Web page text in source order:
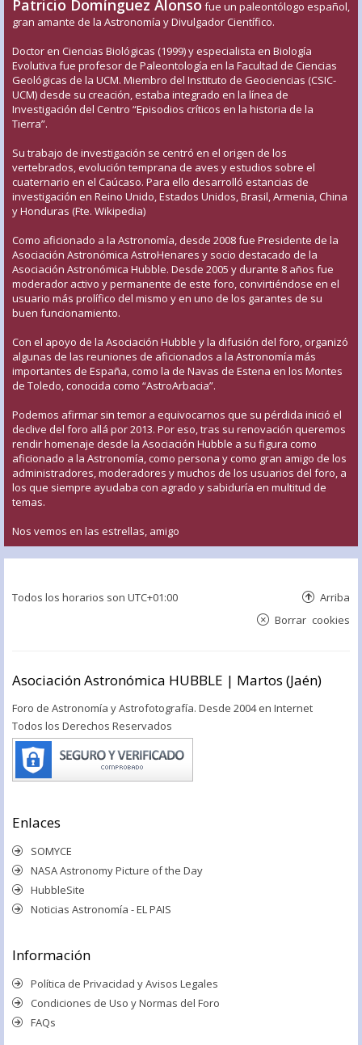
Patricio Domínguez Alonso fue un paleontólogo español,
gran amante de la Astronomía y Divulgador Científico.
Doctor en Ciencias Biológicas (1999) y especialista en Biología
Evolutiva fue profesor de Paleontología en la Facultad de Ciencias
Geológicas de la UCM. Miembro del Instituto de Geociencias (CSIC-
UCM) desde su creación, estaba integrado en la línea de
Investigación del Centro “Episodios críticos en la historia de la
Tierra”.
Su trabajo de investigación se centró en el origen de los
vertebrados, evolución temprana de aves y estudios sobre el
cuaternario en el Caúcaso. Para ello desarrolló estancias de
investigación en Reino Unido, Estados Unidos, Brasil, Armenia, China
y Honduras (Fte. Wikipedia)
Como aficionado a la Astronomía, desde 2008 fue Presidente de la
Asociación Astronómica AstroHenares y socio destacado de la
Asociación Astronómica Hubble. Desde 2005 y durante 8 años fue
moderador activo y permanente de este foro, convirtiéndose en el
usuario más prolífico del mismo y en uno de los garantes de su
buen funcionamiento.
Con el apoyo de la Asociación Hubble y la difusión del foro, organizó
algunas de las reuniones de aficionados a la Astronomía más
importantes de España, como la de Navas de Estena en los Montes
de Toledo, conocida como “AstroArbacia”.
Podemos afirmar sin temor a equivocarnos que su pérdida inició el
declive del foro allá por 2013. Por eso, tras su renovación queremos
rendir homenaje desde la Asociación Hubble a su figura como
aficionado a la Astronomía, como persona y como gran amigo de los
administradores, moderadores y muchos de los usuarios del foro, a
los que siempre ayudaba con agrado y sabiduría en multitud de
temas.
Nos vemos en las estrellas, amigo
Todos los horarios son UTC+01:00 Arriba
Borrar cookies
Asociación Astronómica HUBBLE | Martos (Jaén)
Foro de Astronomía y Astrofotografía. Desde 2004 en Internet
Todos los Derechos Reservados
Enlaces
SOMYCE
NASA Astronomy Picture of the Day
HubbleSite
Noticias Astronomía - EL PAIS
Información
Política de Privacidad y Avisos Legales
Condiciones de Uso y Normas del Foro
FAQs